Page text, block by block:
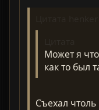
Может я
как то был
Съехал